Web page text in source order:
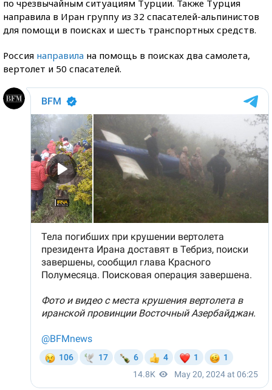
по чрезвычайным ситуациям Турции. Также Турция
направила в Иран группу из 32 спасателей-альпинистов
для помощи в поисках и шесть транспортных средств.
Россия направила на помощь в поисках два самолета,
вертолет и 50 спасателей.